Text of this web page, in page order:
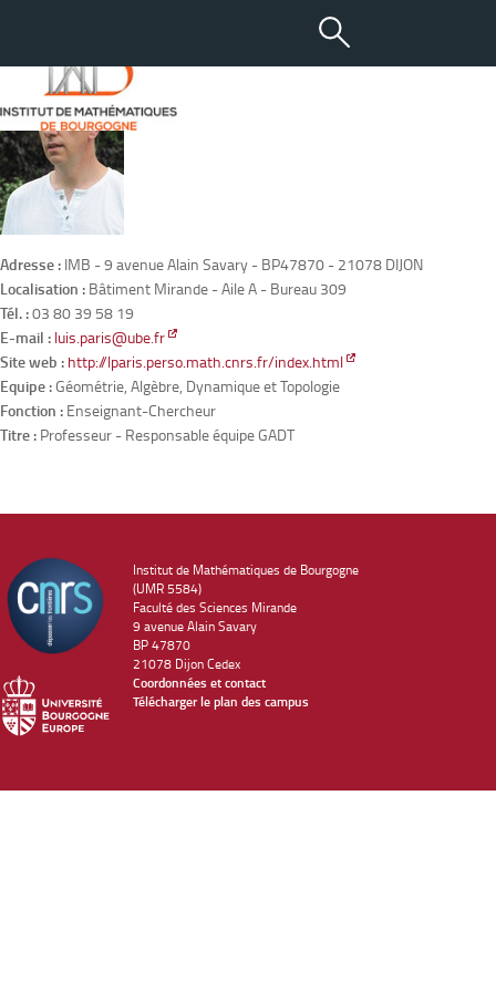
Adresse : IMB - 9 avenue Alain Savary - BP47870 - 21078 DIJON
Localisation : Bâtiment Mirande - Aile A - Bureau 309
Tél. :03 80 39 58 19
E-mail : luis.paris@ube.fr
Site web : http://lparis.perso.math.cnrs.fr/index.html
Equipe :Géométrie, Algèbre, Dynamique et Topologie
Fonction : Enseignant-Chercheur
Titre : Professeur - Responsable équipe GADT
Institut de Mathématiques de Bourgogne
(UMR 5584)
Faculté des Sciences Mirande
9 avenue Alain Savary
BP 47870
21078 Dijon Cedex
Coordonnées et contact
Télécharger le plan des campus